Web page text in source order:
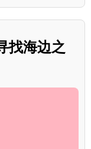
找海边之